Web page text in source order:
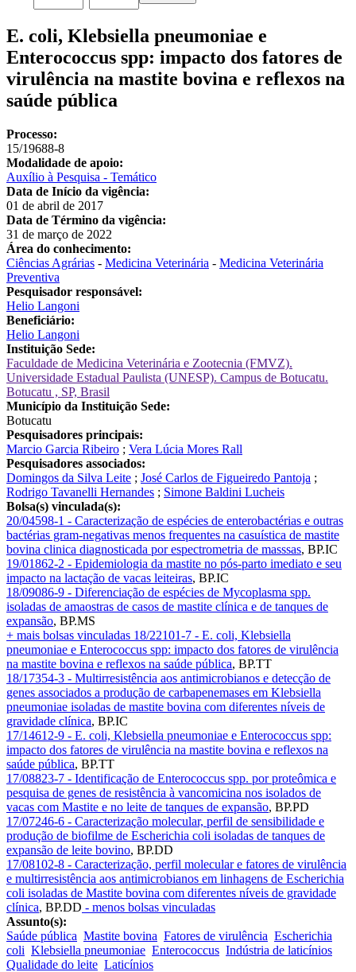
E. coli, Klebsiella pneumoniae e
Enterococcus spp: impacto dos fatores de
virulência na mastite bovina e reflexos na
saúde pública
Processo:
15/19688-8
Modalidade de apoio:
Auxílio à Pesquisa - Temático
Data de Início da vigência:
01 de abril de 2017
Data de Término da vigência:
31 de março de 2022
Área do conhecimento:
Ciências Agrárias - Medicina Veterinária - Medicina Veterinária
Preventiva
Pesquisador responsável:
Helio Langoni
Beneficiário:
Helio Langoni
Instituição Sede:
Faculdade de Medicina Veterinária e Zootecnia (FMVZ).
Universidade Estadual Paulista (UNESP). Campus de Botucatu.
Botucatu , SP, Brasil
Município da Instituição Sede:
Botucatu
Pesquisadores principais:
Marcio Garcia Ribeiro ; Vera Lúcia Mores Rall
Pesquisadores associados:
Domingos da Silva Leite ; José Carlos de Figueiredo Pantoja ;
Rodrigo Tavanelli Hernandes ; Simone Baldini Lucheis
Bolsa(s) vinculada(s):
20/04598-1 - Caracterização de espécies de enterobactérias e outras
bactérias gram-negativas menos frequentes na casuística de mastite
bovina clinica diagnosticada por espectrometria de masssas, BP.IC
19/01862-2 - Epidemiologia da mastite no pós-parto imediato e seu
impacto na lactação de vacas leiteiras, BP.IC
18/09086-9 - Diferenciação de espécies de Mycoplasma spp.
isoladas de amaostras de casos de mastite clínica e de tanques de
expansão, BP.MS
+ mais bolsas vinculadas 18/22101-7 - E. coli, Klebsiella
pneumoniae e Enterococcus spp: impacto dos fatores de virulência
na mastite bovina e reflexos na saúde pública, BP.TT
18/17354-3 - Multirresistência aos antimicrobianos e detecção de
genes associados a produção de carbapenemases em Klebsiella
pneumoniae isoladas de mastite bovina com diferentes níveis de
gravidade clínica, BP.IC
17/14612-9 - E. coli, Klebsiella pneumoniae e Enterococcus spp:
impacto dos fatores de virulência na mastite bovina e reflexos na
saúde pública, BP.TT
17/08823-7 - Identificação de Enterococcus spp. por proteômica e
pesquisa de genes de resistência à vancomicina nos isolados de
vacas com Mastite e no leite de tanques de expansão, BP.PD
17/07246-6 - Caracterização molecular, perfil de sensibilidade e
produção de biofilme de Escherichia coli isoladas de tanques de
expansão de leite bovino, BP.DD
17/08102-8 - Caracterização, perfil molecular e fatores de virulência
e multirresistência aos antimicrobianos em linhagens de Escherichia
coli isoladas de Mastite bovina com diferentes níveis de gravidade
clínica, BP.DD - menos bolsas vinculadas
Assunto(s):
Saúde pública Mastite bovina Fatores de virulência Escherichia
coli Klebsiella pneumoniae Enterococcus Indústria de laticínios
Qualidade do leite Laticínios